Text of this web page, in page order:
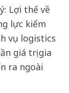
Lợi thế về
lực kiểm
vụ logistics
giá trị gia
ra ngoài